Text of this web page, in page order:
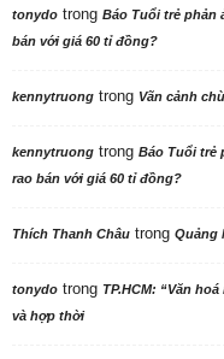
tonydo trong Báo Tuổi trẻ phản
bán với giá 60 tỉ đồng?
kennytruong trong Vãn cảnh
kennytruong trong Báo Tuổi trẻ
rao bán với giá 60 tỉ đồng?
Thích Thanh Châu trong Quảng
tonydo trong TP.HCM: “Văn
và hợp thời